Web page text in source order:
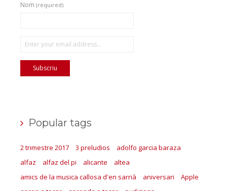
Nom (required)
Popular tags
2 trimestre 2017 3 preludios
adolfo garcia baraza
alfaz
alfaz del pi alicante
altea
amics de la musica callosa d'en sarrià
aniversari
Apple